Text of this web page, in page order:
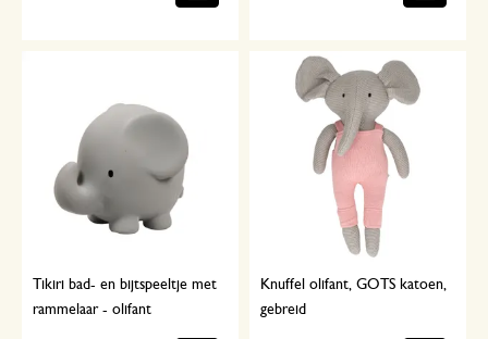
Tikiri bad- en bijtspeeltje met
rammelaar - olifant
Knuffel olifant, GOTS katoen,
gebreid